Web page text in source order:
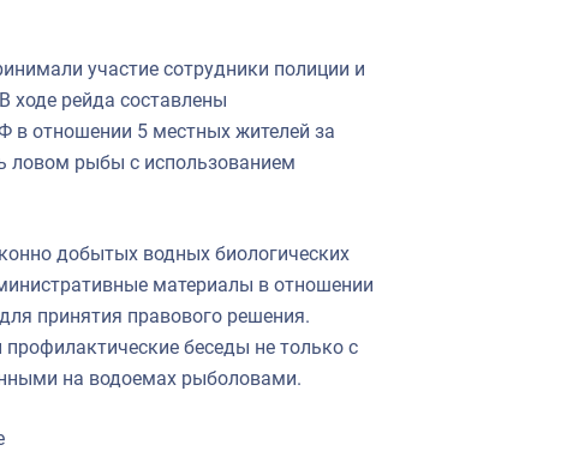
участие сотрудники полиции и
ходе рейда составлены
в отношении 5 местных жителей за
ловом рыбы с использованием
добытых водных биологических
материалы в отношении
принятия правового решения.
беседы не только с
на водоемах рыболовами.